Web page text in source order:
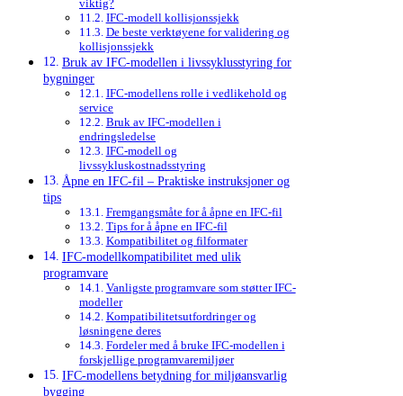
viktig?
IFC-modell kollisjonssjekk
De beste verktøyene for validering og
kollisjonssjekk
Bruk av IFC-modellen i livssyklusstyring for
bygninger
IFC-modellens rolle i vedlikehold og
service
Bruk av IFC-modellen i
endringsledelse
IFC-modell og
livssykluskostnadsstyring
Åpne en IFC-fil – Praktiske instruksjoner og
tips
Fremgangsmåte for å åpne en IFC-fil
Tips for å åpne en IFC-fil
Kompatibilitet og filformater
IFC-modellkompatibilitet med ulik
programvare
Vanligste programvare som støtter IFC-
modeller
Kompatibilitetsutfordringer og
løsningene deres
Fordeler med å bruke IFC-modellen i
forskjellige programvaremiljøer
IFC-modellens betydning for miljøansvarlig
bygging